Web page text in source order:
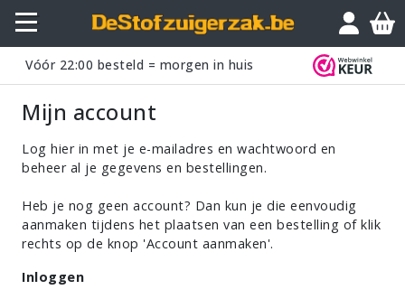
Vóór 22:00 besteld = morgen in huis
Mijn account
Log hier in met je e-mailadres en wachtwoord en
beheer al je gegevens en bestellingen.
Heb je nog geen account? Dan kun je die eenvoudig
aanmaken tijdens het plaatsen van een bestelling of klik
rechts op de knop 'Account aanmaken'.
Inloggen